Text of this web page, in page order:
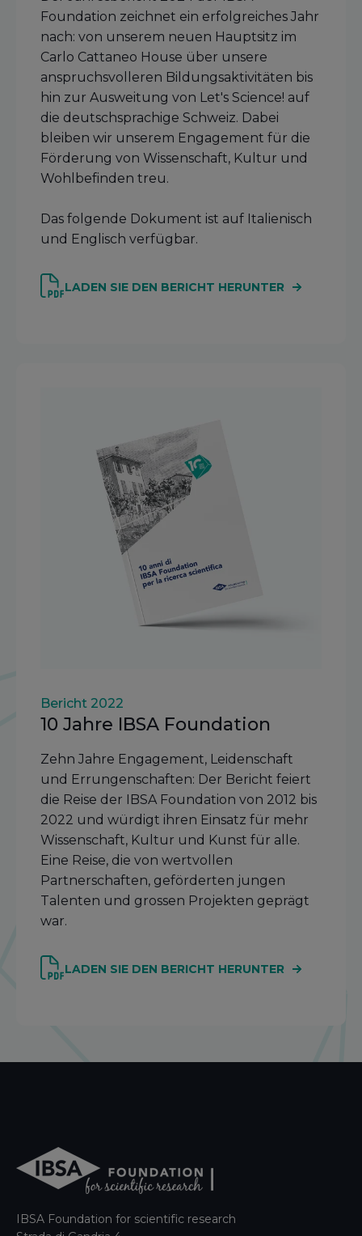
Foundation zeichnet ein erfolgreiches Jahr
nach: von unserem neuen Hauptsitz im
Carlo Cattaneo House über unsere
anspruchsvolleren Bildungsaktivitäten bis
hin zur Ausweitung von Let's Science! auf
die deutschsprachige Schweiz. Dabei
bleiben wir unserem Engagement für die
Förderung von Wissenschaft, Kultur und
Wohlbefinden treu.
Das folgende Dokument ist auf Italienisch
und Englisch verfügbar.
LADEN SIE DEN BERICHT HERUNTER
Bericht 2022
10 Jahre IBSA Foundation
Zehn Jahre Engagement, Leidenschaft
und Errungenschaften: Der Bericht feiert
die Reise der IBSA Foundation von 2012 bis
2022 und würdigt ihren Einsatz für mehr
Wissenschaft, Kultur und Kunst für alle.
Eine Reise, die von wertvollen
Partnerschaften, geförderten jungen
Talenten und grossen Projekten geprägt
war.
LADEN SIE DEN BERICHT HERUNTER
IBSA Foundation for scientific research